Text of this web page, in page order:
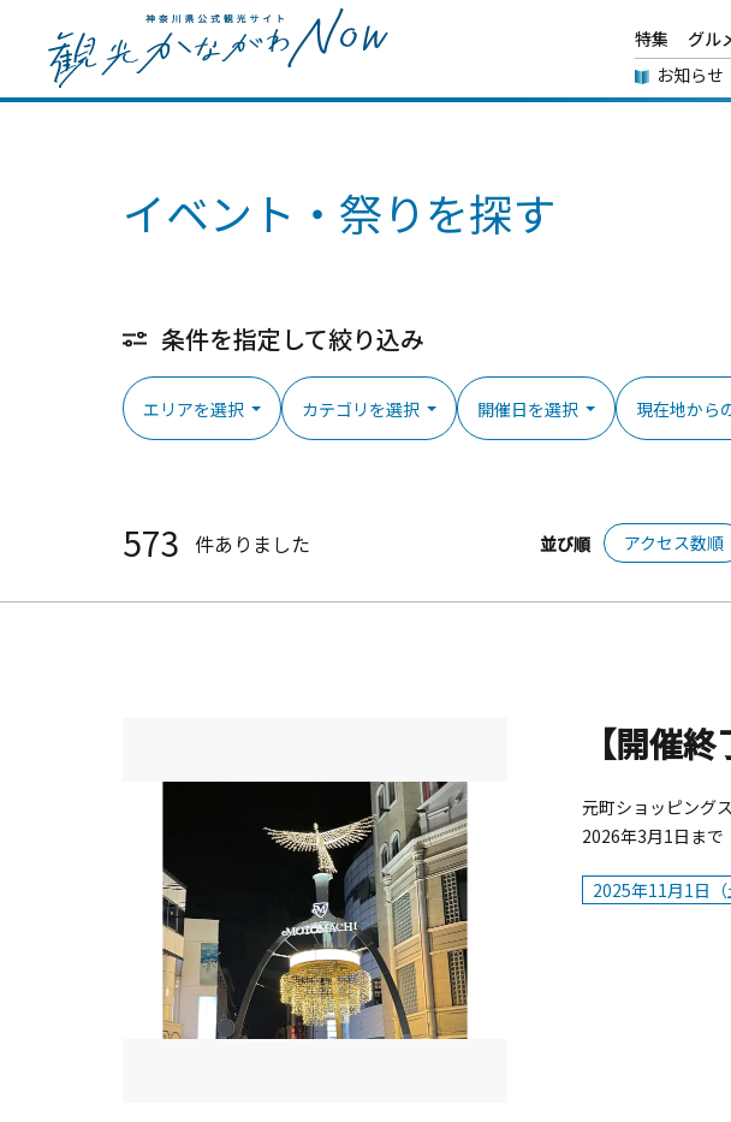
特集 グル
お知らせ
イベント・祭りを探す
条件を指定して絞り込み
エリアを選択 カテゴリを選択 開催日を選択 現在地から
573 件ありました 並び順 アクセス数順
【開催
元町ショッピング
2026年3月1日まで
国人向けの商店
2025年11月1日（